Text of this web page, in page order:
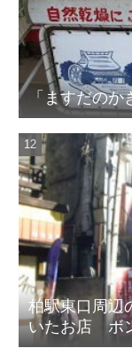
「ますだの
柏駅東口周
いたお店 ボ